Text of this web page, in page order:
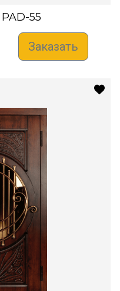
PAD-55
Заказать